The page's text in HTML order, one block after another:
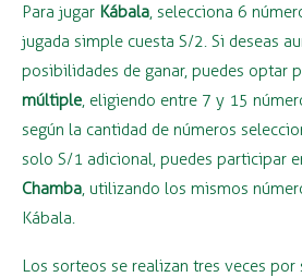
Para jugar Kábala, selecciona 6
jugada simple cuesta S/2. Si deseas
posibilidades de ganar, puedes optar
múltiple, eligiendo entre 7 y 15
según la cantidad de números
solo S/1 adicional, puedes participar
Chamba, utilizando los mismos
Kábala.
Los sorteos se realizan tres veces por